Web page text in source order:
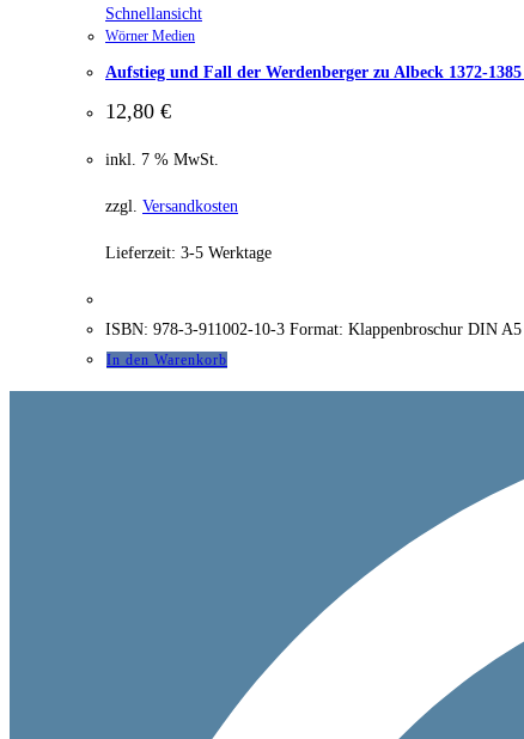
Schnellansicht
Wörner Medien
Aufstieg und Fall der Werdenberger zu Albeck 1372-
12,80 €
inkl. 7 % MwSt.
zzgl. Versandkosten
Lieferzeit: 3-5 Werktage
ISBN: 978-3-911002-10-3 Format: Klappenbroschur DIN
In den Warenkorb